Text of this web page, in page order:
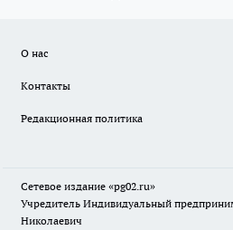
О нас
Контакты
Редакционная политика
Сетевое издание «pg02.ru»
Учредитель Индивидуальный
Николаевич